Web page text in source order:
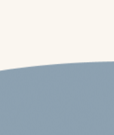
運動不足を解